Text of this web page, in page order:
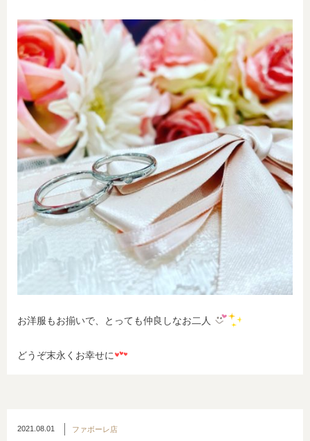
お洋服もお揃いで、とっても仲良しなお二人
どうぞ末永くお幸せに
2021.08.01 ファボーレ店